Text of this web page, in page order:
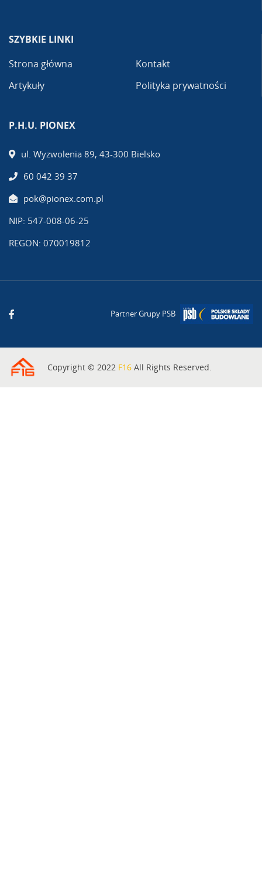
SZYBKIE LINKI
Strona główna
Artykuły
Kontakt
Polityka prywatności
P.H.U. PIONEX
ul. Wyzwolenia 89, 43-300 Bielsko
60 042 39 37
pok@pionex.com.pl
NIP: 547-008-06-25
REGON: 070019812
Partner Grupy PSB
Copyright © 2022 F16 All Rights Reserved.